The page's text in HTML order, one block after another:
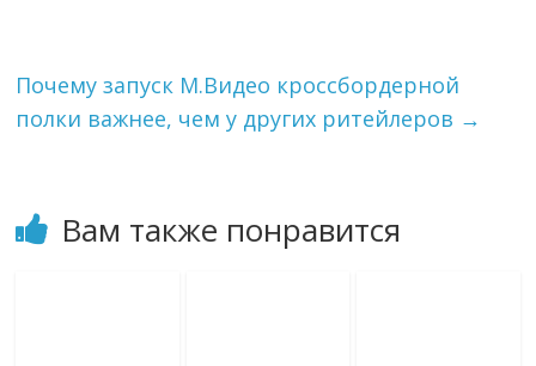
i
k
i
Почему запуск М.Видео кроссбордерной
полки важнее, чем у других ритейлеров →
Вам также понравится